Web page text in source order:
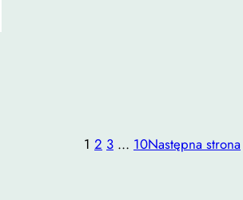
1 2 3 … 10Następna strona